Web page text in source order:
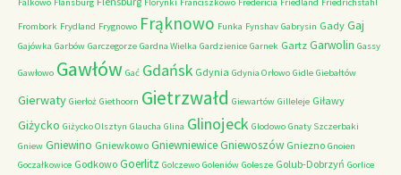
Frombork Frydland Frygnowo Frąknowo Funka Fynshav Gabrysin Gady Gaj
Gajówka Garbów Garczegorze Gardna Wielka Gardzienice Garnek Gartz Garwolin Gassy
Gawłowo Gawłów Gać Gdańsk Gdynia Gdynia Orłowo Gidle Giebałtów
Gierwaty Gierłoż Giethoorn Gietrzwałd Giewartów Gilleleje Giławy
Giżycko Giżycko Olsztyn Glaucha Glina Glinojeck Glodowo Gnaty Szczerbaki
Gniew Gniewino Gniewkowo GniewniewiceGniewoszów Gniezno Gnoien
Goczałkowice Godkowo Goerlitz Golczewo Goleniów Golesze Golub-Dobrzyń Gorlice